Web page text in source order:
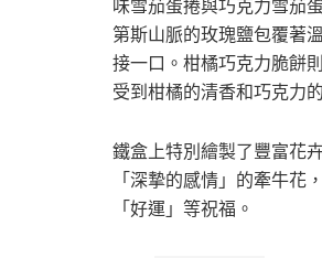
味雪茄蛋捲與巧克力雪茄
第斯山脈的玫瑰鹽包覆著
接一口。柑橘巧克力脆餅
受到柑橘的清香和巧克力
鐵盒上特別繪製了豐富花
「深摯的感情」的牽牛
「好運」等祝福。